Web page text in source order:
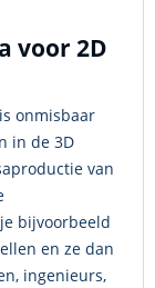
voor 2D
onmisbaar
in de 3D
van
bijvoorbeeld
en ze dan
ingenieurs,